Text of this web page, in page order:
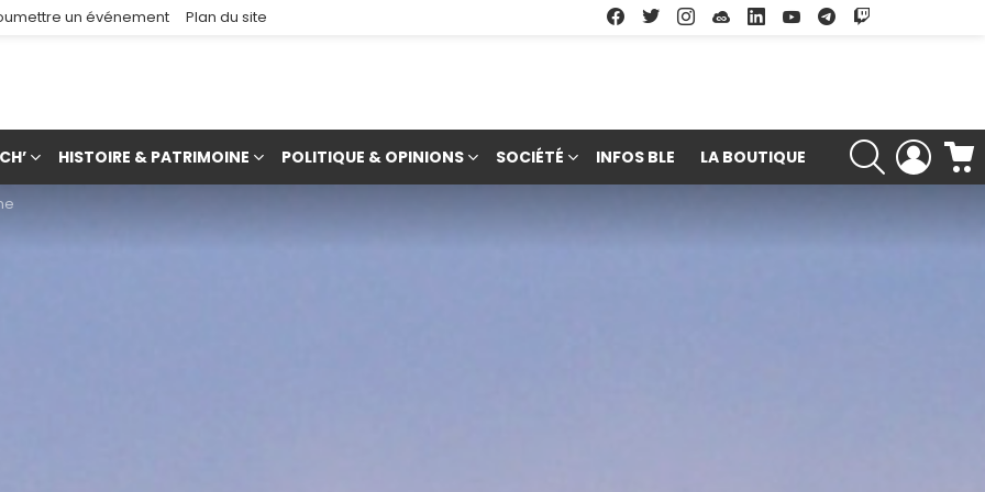
un événement Plan du site Facebook
TwitterInstagramSoundcloud
LinkedinYoutubeGoogle Play
HISTOIRE & PATRIMOINE POLITIQUE & OPINIONS SOCIÉTÉ INFOS BLE LA BOUTIQUE
RECHERCHE
LOGIN